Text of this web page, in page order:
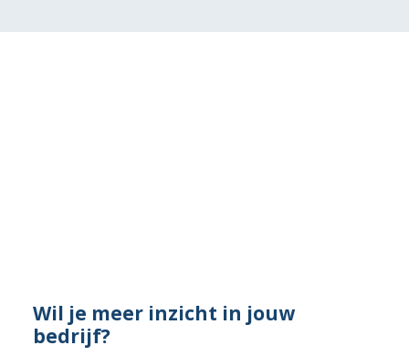
Wil je meer inzicht in jouw
bedrijf?